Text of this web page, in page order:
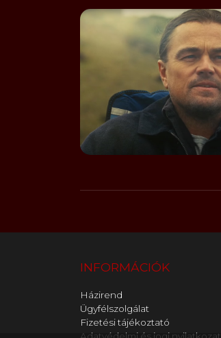
INFORMÁCIÓK
Házirend
Ügyfélszolgálat
Fizetési tájékoztató